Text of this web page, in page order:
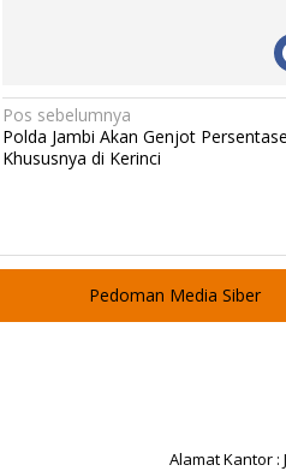
N
a
g
s
Pos sebelumnya
Polda Jambi Akan Genjot
Khususnya di Kerinci
Pedoman Media Siber
Alamat Kantor :